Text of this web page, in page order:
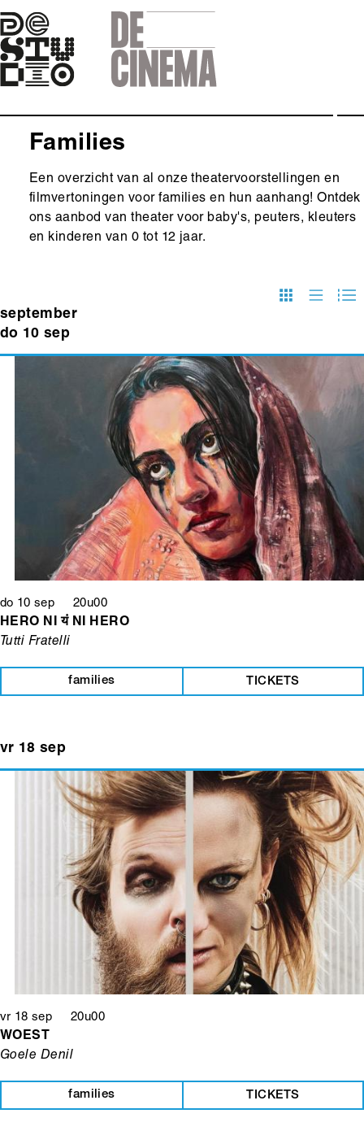
Skip
to
main
navigation
Families
Een overzicht van al onze theatervoorstellingen en
filmvertoningen voor families en hun aanhang! Ontdek
ons aanbod van theater voor baby's, peuters, kleuters
en kinderen van 0 tot 12 jaar.
september
do 10 sep
do 10 sep 20u00
HERO NI यं NI HERO
Tutti Fratelli
families TICKETS
vr 18 sep
vr 18 sep 20u00
WOEST
Goele Denil
families TICKETS